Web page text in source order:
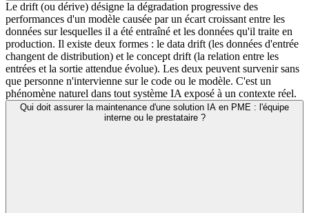
Le drift (ou dérive) désigne la dégradation progressive des
performances d'un modèle causée par un écart croissant entre les
données sur lesquelles il a été entraîné et les données qu'il traite en
production. Il existe deux formes : le data drift (les données d'entrée
changent de distribution) et le concept drift (la relation entre les
entrées et la sortie attendue évolue). Les deux peuvent survenir sans
que personne n'intervienne sur le code ou le modèle. C'est un
phénomène naturel dans tout système IA exposé à un contexte réel.
Qui doit assurer la maintenance d'une solution IA en PME : l'équipe
interne ou le prestataire ?